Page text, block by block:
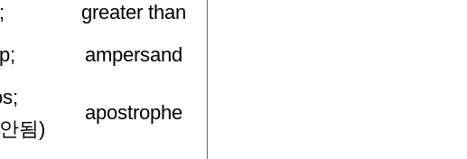
greater than
ampersand
됨)
apostrophe